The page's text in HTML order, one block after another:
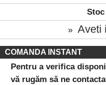
» Aveti
COMANDA INSTANT
Pentru a verifica
vă rugăm să ne